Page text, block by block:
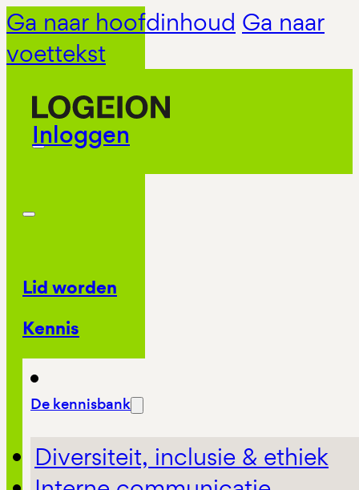
Ga naar hoofdinhoud Ga naar
voettekst
Inloggen
Lid worden
Kennis
De kennisbank
Diversiteit, inclusie & ethiek